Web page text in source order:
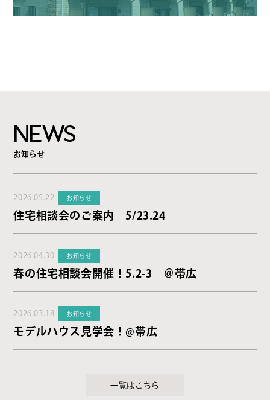
NEWS
お知らせ
2026.05.22 お知らせ
住宅相談会のご案内 5/23.24
2026.04.30 お知らせ
春の住宅相談会開催！5.2-3 ＠帯広
2026.03.18 お知らせ
モデルハウス見学会！@帯広
一覧はこちら